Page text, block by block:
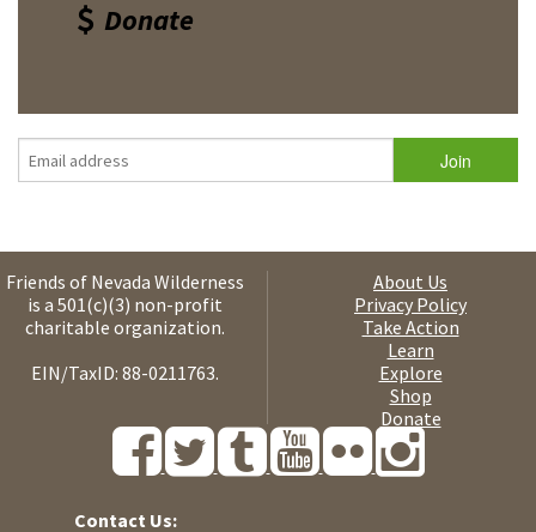
Donate
Friends of Nevada Wilderness
is a 501(c)(3) non-profit
charitable organization.
EIN/TaxID: 88-0211763.
About Us
Privacy Policy
Take Action
Learn
Explore
Shop
Donate
Contact Us: